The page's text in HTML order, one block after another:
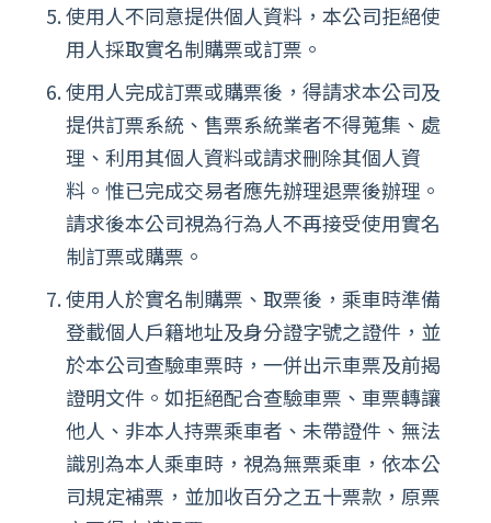
使用人不同意提供個人資料，本公司拒絕使
用人採取實名制購票或訂票。
使用人完成訂票或購票後，得請求本公司及
提供訂票系統、售票系統業者不得蒐集、處
理、利用其個人資料或請求刪除其個人資
料。惟已完成交易者應先辦理退票後辦理。
請求後本公司視為行為人不再接受使用實名
制訂票或購票。
使用人於實名制購票、取票後，乘車時準備
登載個人戶籍地址及身分證字號之證件，並
於本公司查驗車票時，一併出示車票及前揭
證明文件。如拒絕配合查驗車票、車票轉讓
他人、非本人持票乘車者、未帶證件、無法
識別為本人乘車時，視為無票乘車，依本公
司規定補票，並加收百分之五十票款，原票